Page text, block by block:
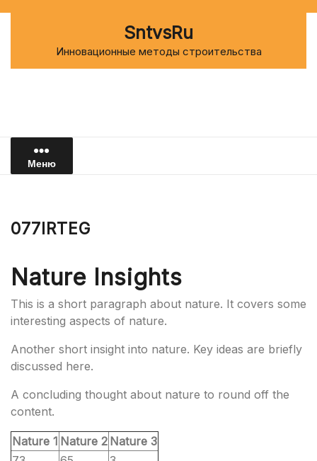
SntvsRu
Инновационные методы строительства
Меню
077IRTEG
Nature Insights
This is a short paragraph about nature. It covers some
interesting aspects of nature.
Another short insight into nature. Key ideas are briefly
discussed here.
A concluding thought about nature to round off the
content.
Nature 1 Nature 2 Nature 3